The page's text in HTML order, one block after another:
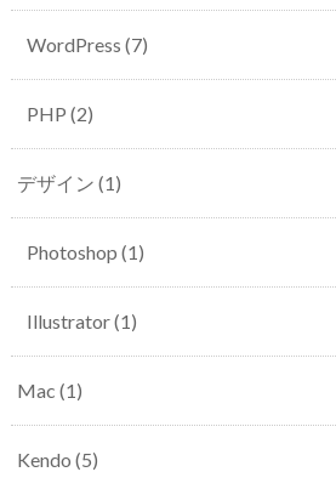
WordPress (7)
PHP (2)
デザイン (1)
Photoshop (1)
Illustrator(1)
Mac (1)
Kendo (5)